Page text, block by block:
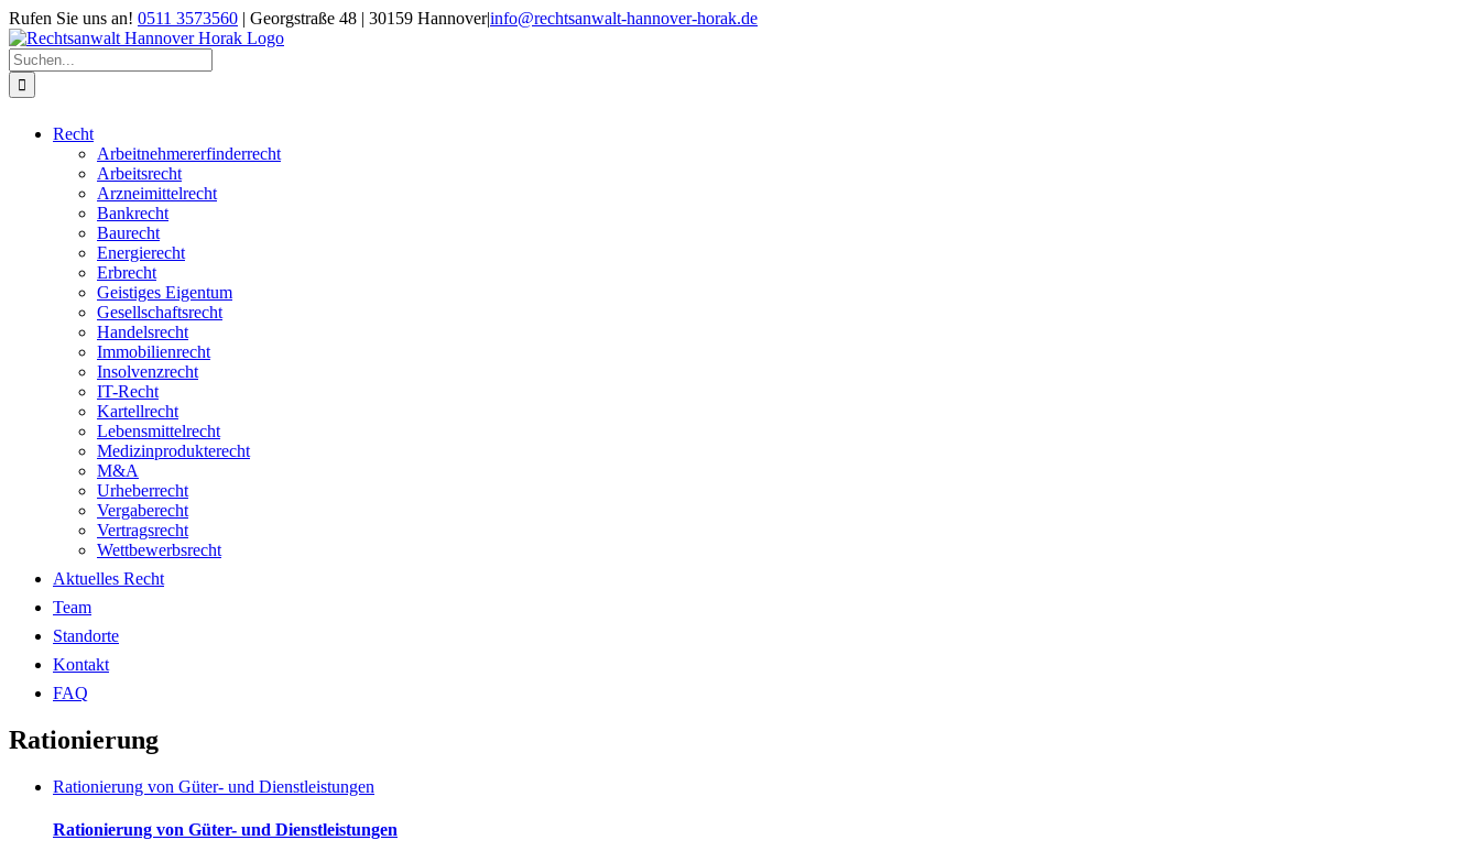
Zum
Inhalt
springen
Rufen Sie uns an! 0511 3573560 | Georgstraße 48 | 30159 Hannover|info@rechtsanwalt-hannover-horak.de
Suche
nach:
Recht
Arbeitnehmererfinderrecht
Arbeitsrecht
Arzneimittelrecht
Bankrecht
Baurecht
Energierecht
Erbrecht
Geistiges Eigentum
Gesellschaftsrecht
Handelsrecht
Immobilienrecht
Insolvenzrecht
IT-Recht
Kartellrecht
Lebensmittelrecht
Medizinprodukterecht
M&A
Urheberrecht
Vergaberecht
Vertragsrecht
Wettbewerbsrecht
Aktuelles Recht
Team
Standorte
Kontakt
FAQ
Rationierung
Rationierung von Güter- und Dienstleistungen
Rationierung von Güter- und Dienstleistungen